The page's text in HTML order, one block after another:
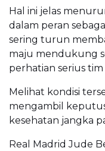
Hal ini jelas
dalam peran
sering turun
maju mendukung
perhatian serius
Melihat kondisi
mengambil
kesehatan jangka
Real Madrid Jude